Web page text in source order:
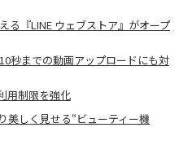
る『LINE ウェブストア』がオープ
秒までの動画アップロードにも対
用制限を強化
美しく見せる“ビューティー機